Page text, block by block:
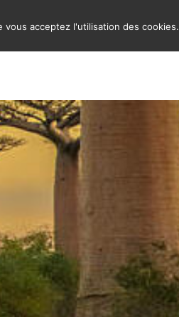
acceptez l'utilisation des cookies.